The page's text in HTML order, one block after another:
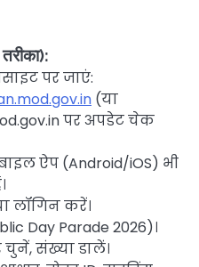
पर जाएं:
(या
पर अपडेट चेक
ऐप (Android/iOS) भी
लॉगिन करें।
Day Parade 2026)।
संख्या डालें।